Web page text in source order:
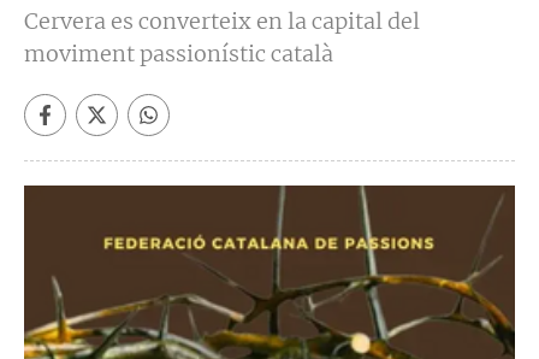
Cervera es converteix en la capital del
moviment passionístic català